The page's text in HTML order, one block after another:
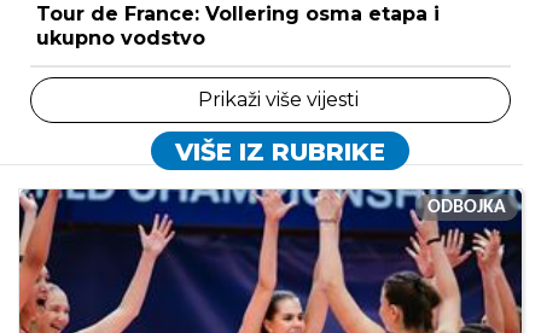
Tour de France: Vollering osma etapa i
ukupno vodstvo
Prikaži više vijesti
VIŠE IZ RUBRIKE
ODBOJKA